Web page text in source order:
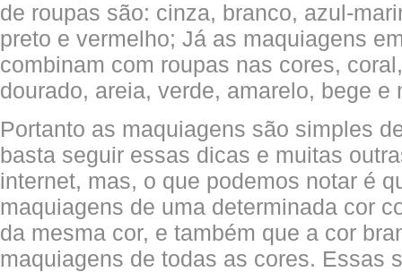
de roupas são: cinza, branco, azul-
preto e vermelho; Já as maquiagens
combinam com roupas nas cores,
dourado, areia, verde, amarelo, bege e
Portanto as maquiagens são simples
basta seguir essas dicas e muitas
internet, mas, o que podemos notar é
maquiagens de uma determinada cor
da mesma cor, e também que a cor
maquiagens de todas as cores. Essas